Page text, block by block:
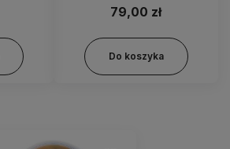
79,00 zł
Do koszyka